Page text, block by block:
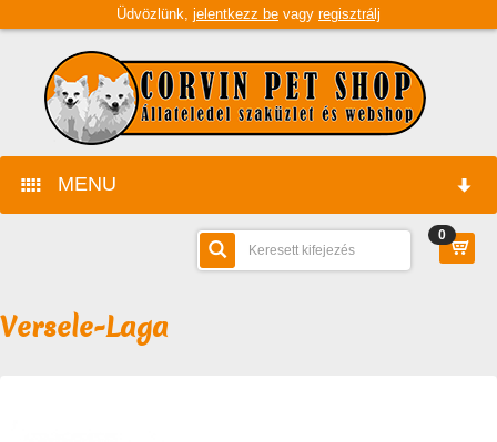
Üdvözlünk, jelentkezz be vagy regisztrálj
MENU
0
Versele-Laga